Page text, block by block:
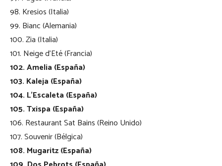
98. Kresios (Italia)
99. Bianc (Alemania)
100. Zia (Italia)
101. Neige d’Eté (Francia)
102. Amelia (España)
103. Kaleja (España)
104. L’Escaleta (España)
105. Txispa (España)
106. Restaurant Sat Bains (Reino Unido)
107. Souvenir (Bélgica)
108. Mugaritz (España)